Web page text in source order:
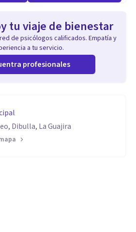
tu viaje de bienestar
de psicólogos calificados. Empatía y
a tu servicio.
profesionales
Dibulla, La Guajira